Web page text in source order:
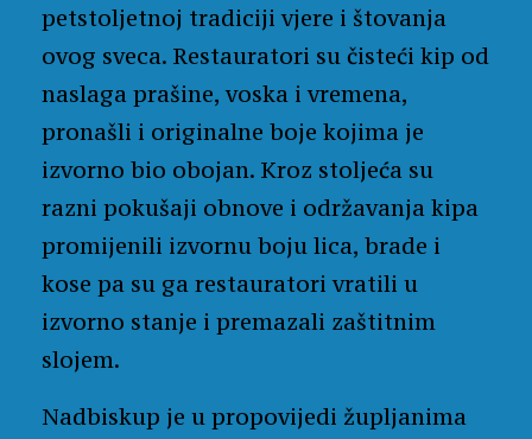
petstoljetnoj tradiciji vjere i štovanja
ovog sveca. Restauratori su čisteći kip od
naslaga prašine, voska i vremena,
pronašli i originalne boje kojima je
izvorno bio obojan. Kroz stoljeća su
razni pokušaji obnove i održavanja kipa
promijenili izvornu boju lica, brade i
kose pa su ga restauratori vratili u
izvorno stanje i premazali zaštitnim
slojem.
Nadbiskup je u propovijedi župljanima